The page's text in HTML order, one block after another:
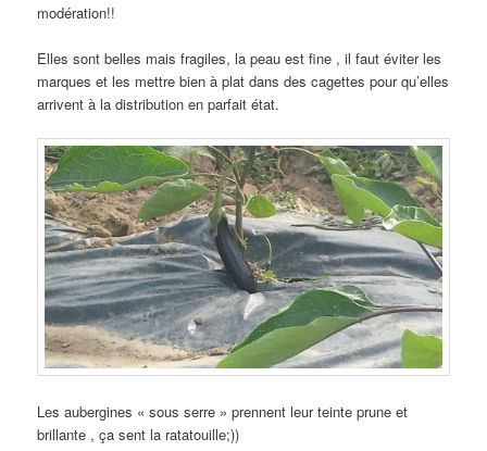
modération!!
Elles sont belles mais fragiles, la peau est fine , il faut éviter les
marques et les mettre bien à plat dans des cagettes pour qu’elles
arrivent à la distribution en parfait état.
Les aubergines « sous serre » prennent leur teinte prune et
brillante , ça sent la ratatouille;))